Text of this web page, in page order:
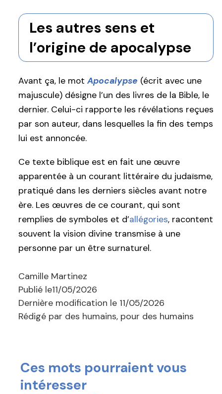
Les autres sens et
l’origine de apocalypse
Avant ça, le motApocalypse (écrit avec une
majuscule) désigne l’un des livres de la Bible, le
dernier. Celui-ci rapporte les révélations reçues
par son auteur, dans lesquelles la fin des temps
lui est annoncée.
Ce texte biblique est en fait une œuvre
apparentée à un courant littéraire du judaïsme,
pratiqué dans les derniers siècles avant notre
ère. Les œuvres de ce courant, qui sont
remplies de symboles et d’allégories, racontent
souvent la vision divine transmise à une
personne par un être surnaturel.
Camille Martinez
Publié le11/05/2026
Dernière modification le 11/05/2026
Rédigé par des humains, pour des humains
Ces mots pourraient vous
intéresser